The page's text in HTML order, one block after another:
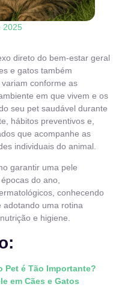
2025
direto do bem-estar geral
e gatos também
conforme as
em que vivem e os
seu pet saudável durante
hábitos preventivos e,
que acompanhe as
individuais do animal.
garantir uma pele
do ano,
conhecendo
adotando uma rotina
e higiene.
Pet é Tão Importante?
em Cães e Gatos